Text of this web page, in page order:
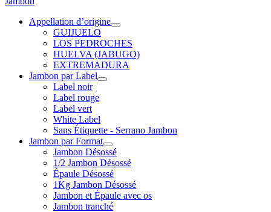
Appellation d’origine
GUIJUELO
LOS PEDROCHES
HUELVA (JABUGO)
EXTREMADURA
Jambon par Label
Label noir
Label rouge
Label vert
White Label
Sans Étiquette - Serrano Jambon
Jambon par Format
Jambon Désossé
1/2 Jambon Désossé
Épaule Désossé
1Kg Jambon Désossé
Jambon et Épaule avec os
Jambon tranché